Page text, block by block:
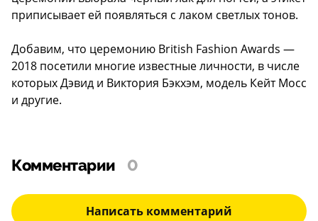
приписывает ей появляться с лаком светлых тонов.
Добавим, что церемонию British Fashion Awards —
2018 посетили многие известные личности, в числе
которых Дэвид и Виктория Бэкхэм, модель Кейт Мосс
и другие.
Комментарии 0
Написать комментарий